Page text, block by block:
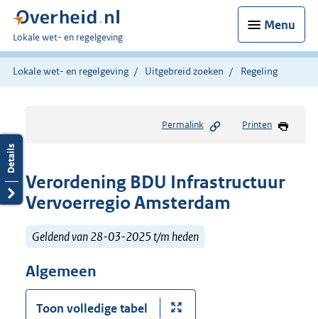
Menu
U
bent
hier:
Lokale wet- en regelgeving
Lokale wet- en regelgeving Uitgebreid zoeken Regeling
Permalink Printen
Verordening BDU Infrastructuur
Vervoerregio Amsterdam
Geldend van 28-03-2025 t/m heden
Algemeen
Toon volledige tabel